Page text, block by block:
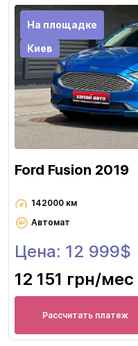
На площадке
Киев
Ford Fusion 2019
142000 км
Автомат
Цена: 12 999$
12 151 грн/мес
Рассчитать платеж